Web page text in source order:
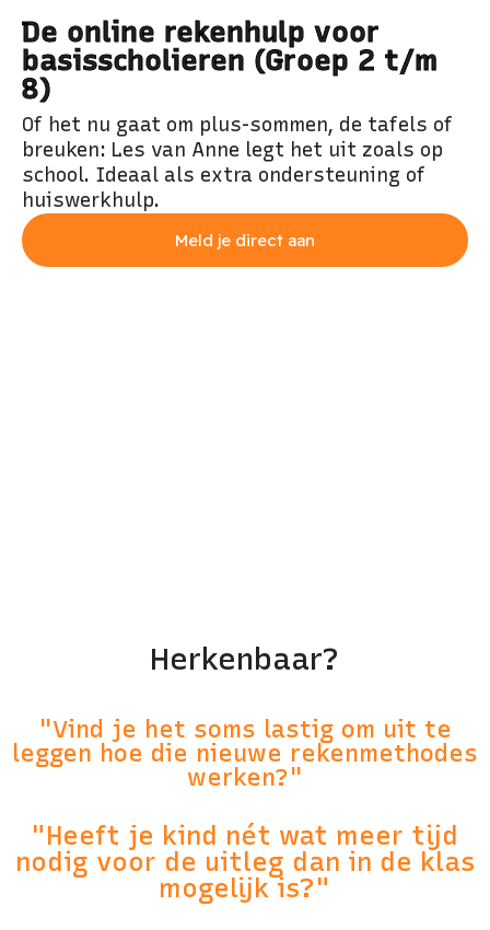
De online rekenhulp voor
basisscholieren (Groep 2 t/m
8)
Of het nu gaat om plus-sommen, de tafels of
breuken: Les van Anne legt het uit zoals op
school. Ideaal als extra ondersteuning of
huiswerkhulp.
Meld je direct aan
Herkenbaar?
"Vind je het soms lastig om uit te
leggen hoe die nieuwe rekenmethodes
werken?"
"Heeft je kind nét wat meer tijd
nodig voor de uitleg dan in de klas
mogelijk is?"